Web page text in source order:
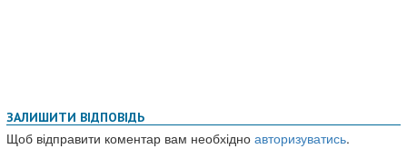
ЗАЛИШИТИ ВІДПОВІДЬ
Щоб відправити коментар вам необхідно авторизуватись.